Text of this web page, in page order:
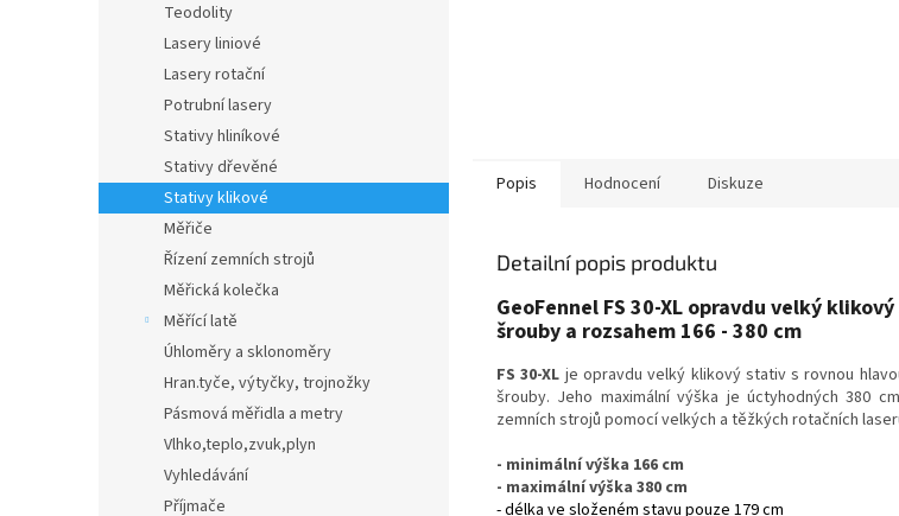
Teodolity
Lasery liniové
Lasery rotační
Potrubní lasery
Stativy hliníkové
Stativy dřevěné
Stativy klikové
Měřiče
Řízení zemních strojů
Měřická kolečka
Měřící latě
Úhloměry a sklonoměry
Hran.tyče, výtyčky, trojnožky
Pásmová měřidla a metry
Vlhko,teplo,zvuk,plyn
Vyhledávání
Příjmače
Popis Hodnocení Diskuze
Detailní popis produktu
GeoFennel FS 30-XL opravdu velký
šrouby a rozsahem 166 - 380 cm
FS 30-XL je opravdu velký klikový stativ s rovnou
šrouby. Jeho maximální výška je úctyhodných 380
zemních strojů pomocí velkých a těžkých rotačních
- minimální výška 166 cm
- maximální výška 380 cm
- délka ve složeném stavu pouze 179 cm